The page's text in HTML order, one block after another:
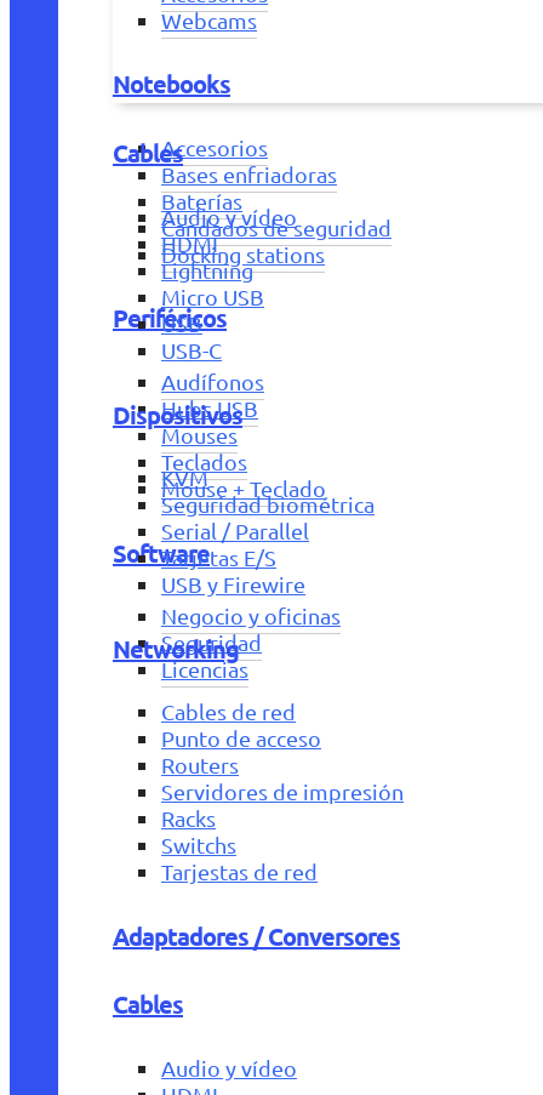
Webcams
Notebooks
Accesorios
Bases enfriadoras
Baterías
Candados de seguridad
Docking stations
Periféricos
Audífonos
Hubs USB
Mouses
Teclados
Mouse + Teclado
Software
Negocio y oficinas
Seguridad
Licencias
Cables
Audio y vídeo
HDMI
Lightning
Micro USB
USB
USB-C
Dispositivos
KVM
Seguridad biométrica
Serial / Parallel
Tarjetas E/S
USB y Firewire
Networking
Cables de red
Punto de acceso
Routers
Servidores de impresión
Racks
Switchs
Tarjestas de red
Adaptadores / Conversores
Cables
Audio y vídeo